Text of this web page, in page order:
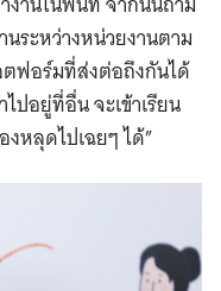
ระหว่างหน่วยงานตาม
ตฟอร์มที่ส่งต่อถึงกันได้
ปอยู่ที่อื่น จะเข้าเรียน
งหลุดไปเฉยๆ ได้”